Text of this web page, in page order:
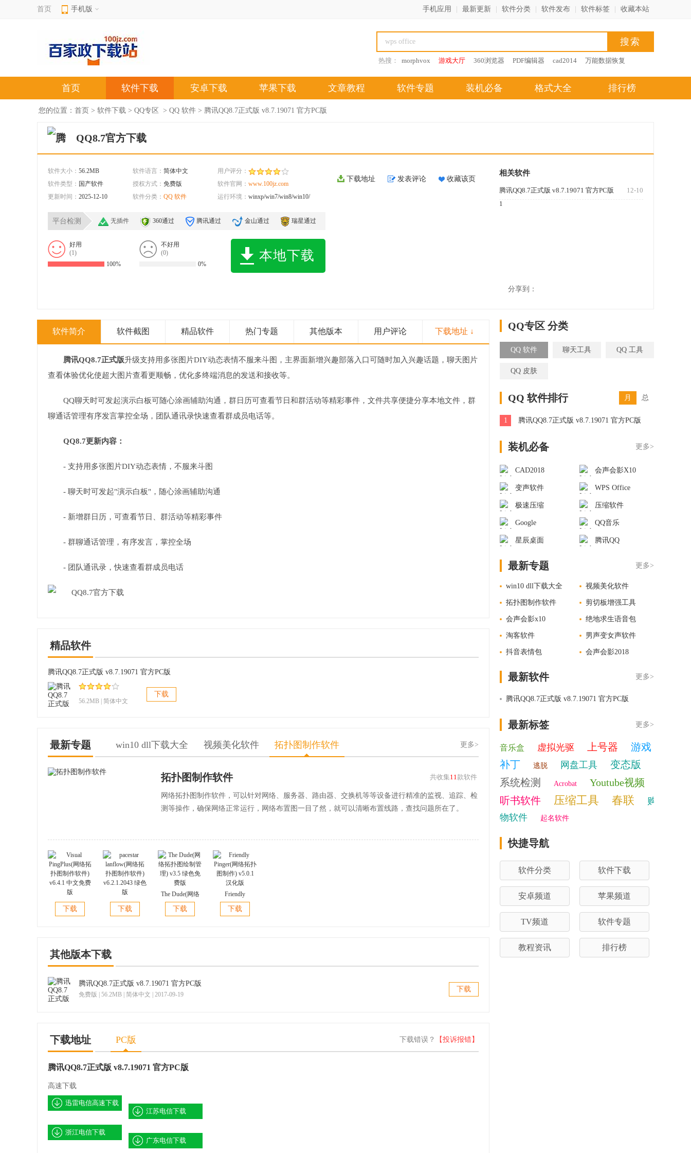
首页 手机版 手机应用 最新更新 软件分类 软件发布 软件标签 收藏本站
热搜： morphvox 游戏大厅 360浏览器 PDF编辑器 cad2014 万能数据恢复
首页 软件下载 安卓下载 苹果下载 文章教程 软件专题 装机必备 格式大全 排行榜
您的位置： 首页 > 软件下载 > QQ专区 > QQ 软件 > 腾讯QQ8.7正式版 v8.7.19071 官方PC版
QQ8.7官方下载
软件大小： 56.2MB 软件语言： 简体中文
用户评分：
软件类型： 国产软件 授权方式： 免费版 软件官网： www.100jz.com
更新时间： 2025-12-10 软件分类： QQ 软件 运行环境： winxp/win7/win8/win10/
平台检测 无插件 360通过 腾讯通过 金山通过 瑞星通过
好用
(1)
100%
不好用
(0)
0%
本地下载
下载地址 发表评论 收藏该页
相关软件
12-10
腾讯QQ8.7正式版 v8.7.19071 官方PC版
1
分享到：
软件简介 软件截图 精品软件 热门专题 其他版本 用户评论 下载地址 ↓
腾讯QQ8.7正式版升级支持用多张图片DIY动态表情不服来斗图，主界面新增兴趣部落入口可随时加入兴趣话题，聊天图片
查看体验优化使超大图片查看更顺畅，优化多终端消息的发送和接收等。
QQ聊天时可发起演示白板可随心涂画辅助沟通，群日历可查看节日和群活动等精彩事件，文件共享便捷分享本地文件，群
聊通话管理有序发言掌控全场，团队通讯录快速查看群成员电话等。
QQ8.7更新内容：
- 支持用多张图片DIY动态表情，不服来斗图
- 聊天时可发起"演示白板"，随心涂画辅助沟通
- 新增群日历，可查看节日、群活动等精彩事件
- 群聊通话管理，有序发言，掌控全场
- 团队通讯录，快速查看群成员电话
精品软件
腾讯QQ8.7正式版 v8.7.19071 官方PC版
56.2MB | 简体中文
下载
最新专题 win10 dll下载大全 视频美化软件 拓扑图制作软件 更多>
共收集11款软件
拓扑图制作软件
网络拓扑图制作软件，可以针对网络、服务器、路由器、交换机等等设备进行精准的监视、追踪、检
测等操作，确保网络正常运行，网络布置图一目了然，就可以清晰布置线路，查找问题所在了。
Visual
PingPlus(网络拓
下载
pacestar
lanflow(网络拓
下载
The Dude(网络
拓扑图绘制管
理) v3.5 绿色免
下载
Friendly
Pinger(网络拓扑
图制作) v5.0.1
下载
其他版本下载
腾讯QQ8.7正式版 v8.7.19071 官方PC版
免费版 | 56.2MB | 简体中文 | 2017-09-19
下载
下载地址 PC版 下载错误？ 【投诉报错】
腾讯QQ8.7正式版 v8.7.19071 官方PC版
高速下载
迅雷电信高速下载
江苏电信下载
浙江电信下载
广东电信下载
QQ专区 分类
QQ 软件 聊天工具 QQ 工具
QQ 皮肤
QQ 软件排行 月 总
1 腾讯QQ8.7正式版 v8.7.19071 官方PC版
装机必备 更多>
CAD2018 会声会影X10
变声软件 WPS Office
极速压缩 压缩软件
Google QQ音乐
星辰桌面 腾讯QQ
最新专题 更多>
win10 dll下载大全 视频美化软件
拓扑图制作软件 剪切板增强工具
会声会影x10 绝地求生语音包
淘客软件 男声变女声软件
抖音表情包 会声会影2018
最新软件 更多>
腾讯QQ8.7正式版 v8.7.19071 官方PC版
最新标签 更多>
音乐盒 虚拟光驱 上号器
游戏
补丁
逃脱 网盘工具
变态版
系统检测
Acrobat
Youtube视频
听书软件
压缩工具 春联
购
物软件
起名软件
快捷导航
软件分类 软件下载
安卓频道 苹果频道
TV频道 软件专题
教程资讯 排行榜